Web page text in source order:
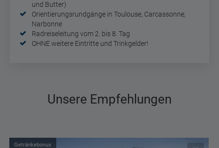
und Butter)
Orientierungsrundgänge in Toulouse, Carcassonne,
Narbonne
Radreiseleitung vom 2. bis 8. Tag
OHNE weitere Eintritte und Trinkgelder!
Unsere Empfehlungen